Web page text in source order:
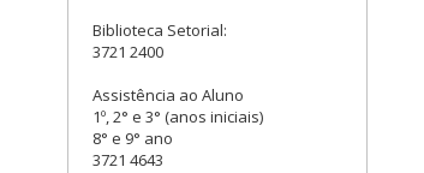
Biblioteca Setorial:
3721 2400
Assistência ao Aluno
1º, 2° e 3° (anos iniciais)
8° e 9° ano
3721 4643